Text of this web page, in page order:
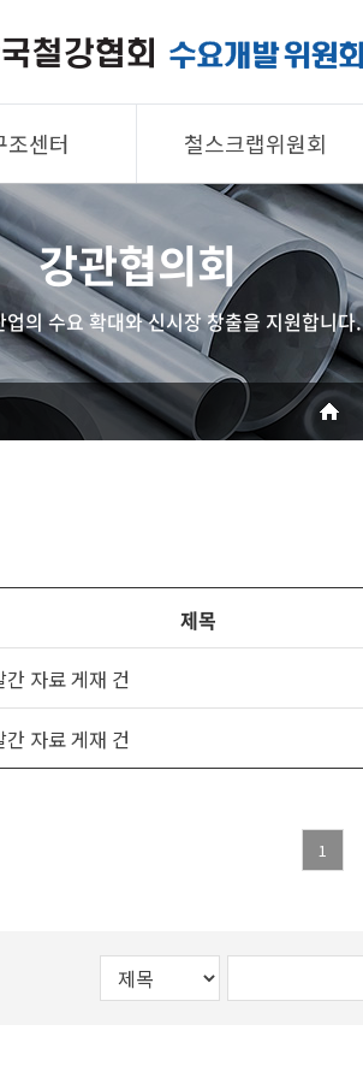
조센터
개
터
료
상
철스크랩위원회
제품소개
회원사
철스크랩위원회
알림/자료
사진/영상
강관협의회
업의 수요 확대와 신시장 창출을 지원합니다.
제목
자료 게재 건
자료 게재 건
1